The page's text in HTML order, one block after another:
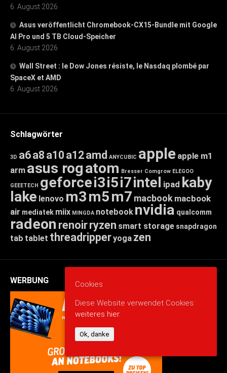
6. August 2026
Asus veröffentlicht Chromebook-CX15-Bundle mit Google
AI Pro und 5 TB Cloud-Speicher
6. August 2026
Wall Street : le Dow Jones résiste, le Nasdaq plombé par
SpaceX et AMD
6. August 2026
Schlagwörter
3D a6a8 a10 a12amd ANYCUBIC apple apple m1
arm asus rogatom Bresser Comgrow ELEGOO
GEEETECH geforcei3i5i7intel ipad kaby
lake lenovo m3m5m7 macbook macbook
air mediatek miix MINGDA notebook nvidia qualcomm
radeon renoirryzen smart storage snapdragon
tab tablet threadripperyoga zen
WERBUNG Cookies
Diese Website verwendet Cookies:
weiteres hier.
Ok, danke